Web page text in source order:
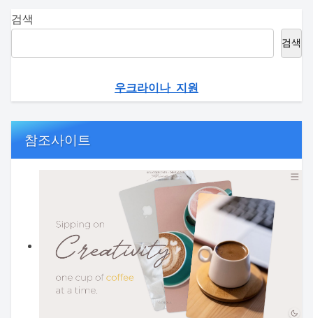
검색
검색
우크라이나 지원
참조사이트